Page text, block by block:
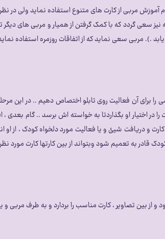
آموزش مربی از کارت های متنوع استفاده نماید ولی
سعی گردد که با کمک گرفتن از همیار و مربی های
.). مربی سعی نماید که از اتفاقات روزمره استفاده
آن فعالیت روی تابلو اختصاص دهیم .. در این مرحله
در اختیار او بگذاردتا به خواسته اش برسد .. گام
و دریافت شیئ و یا فعالیت مورد دلخواه کودک ، از
قادر به تعمیم شود وبتواند از بین کارتها کارت مورد
تصاویر ، کارت مناسب را بردارد و به طرف مربی و یا